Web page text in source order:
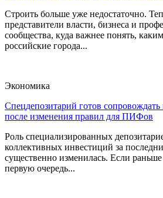
Строить больше уже недостаточно.
представители власти, бизнеса и
сообщества, куда важнее понять,
российские города...
Экономика
Спецдепозитарий готов
после изменения правил для ПИФов
Роль специализированных
коллективных инвестиций за
существенно изменилась. Если
первую очередь...